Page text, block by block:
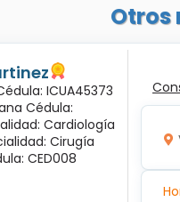
Otros
ICUA45373
Cédula:
Cardiología
Cirugía
CED008